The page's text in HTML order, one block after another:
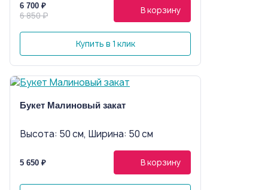
6 700 ₽
6 850 ₽ В корзину
Купить в 1 клик
Букет Малиновый закат
Высота: 50 см, Ширина: 50 см
5 650 ₽ В корзину